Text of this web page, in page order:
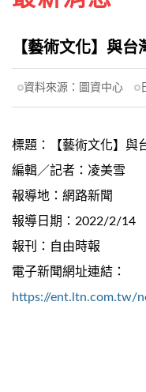
【藝術文化】與
資料來源： 圖資中心
標題：【藝術文化】與
編輯／記者：凌美雪
報導地：網路新聞
報導日期：2022/2/14
報刊：自由時報
電子新聞網址連結：
https://ent.ltn.com.tw/